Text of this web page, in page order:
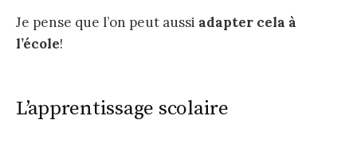
Je pense que l’on peut aussi adapter cela à
l’école!
L’apprentissage scolaire